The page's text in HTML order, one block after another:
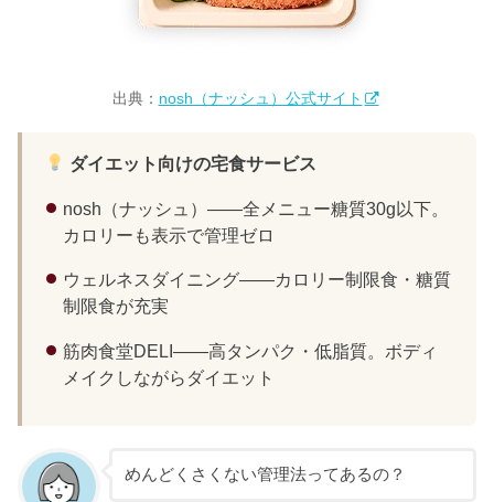
出典： nosh（ナッシュ）公式サイト
ダイエット向けの宅食サービス
nosh（ナッシュ）——全メニュー糖質30g以下。
カロリーも表示で管理ゼロ
ウェルネスダイニング——カロリー制限食・糖質
制限食が充実
筋肉食堂DELI——高タンパク・低脂質。ボディ
メイクしながらダイエット
めんどくさくない管理法ってあるの？